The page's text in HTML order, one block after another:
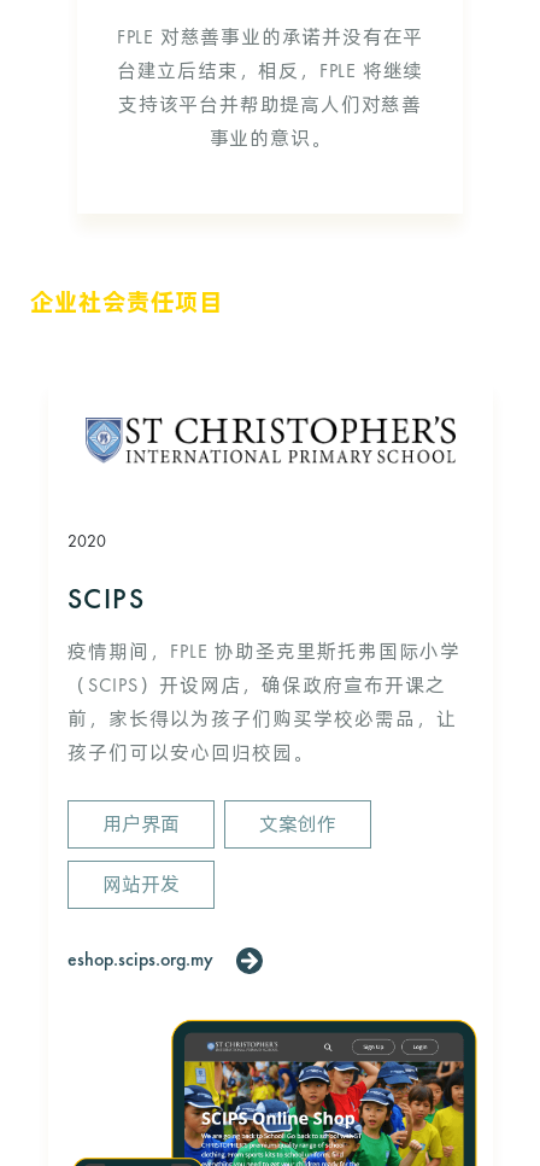
FPLE 对慈善事业的承诺并没有在平
台建立后结束，相反，FPLE 将继续
支持该平台并帮助提高人们对慈善
事业的意识。
企业社会责任项目
2020
SCIPS
疫情期间，FPLE 协助圣克里斯托弗国际小学
（SCIPS）开设网店，确保政府宣布开课之
前，家长得以为孩子们购买学校必需品，让
孩子们可以安心回归校园。
用户界面 文案创作
网站开发
eshop.scips.org.my